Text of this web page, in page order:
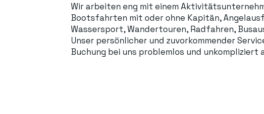
Wir arbeiten eng mit einem
Bootsfahrten mit oder ohne Kapitän,
Wassersport, Wandertouren, Radfahren,
Unser persönlicher und zuvorkommender
Buchung bei uns problemlos und unkompliziert